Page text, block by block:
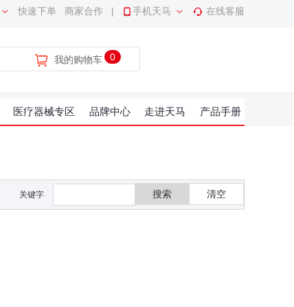
快速下单 商家合作 | 手机天马 在线客服
我的购物车 0
医疗器械专区 品牌中心 走进天马 产品手册
关键字 搜索 清空